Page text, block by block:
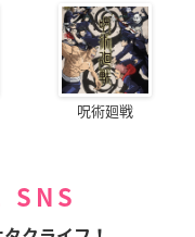
呪術廻戦
SNS